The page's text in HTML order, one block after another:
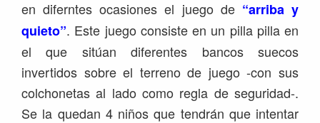
en diferntes ocasiones el juego de “arriba y
quieto”. Este juego consiste en un pilla pilla en
el que sitúan diferentes bancos suecos
invertidos sobre el terreno de juego -con sus
colchonetas al lado como regla de seguridad-.
Se la quedan 4 niños que tendrán que intentar